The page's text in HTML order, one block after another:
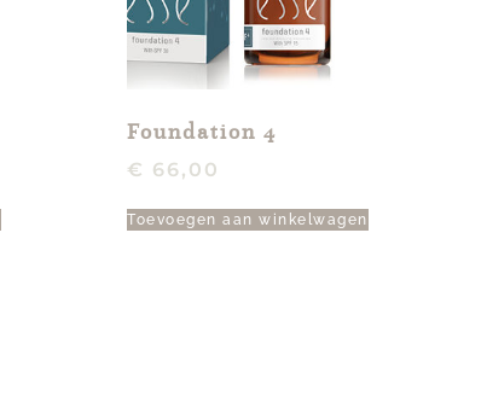
Foundation 4
€ 66,00
Toevoegen aan winkelwagen